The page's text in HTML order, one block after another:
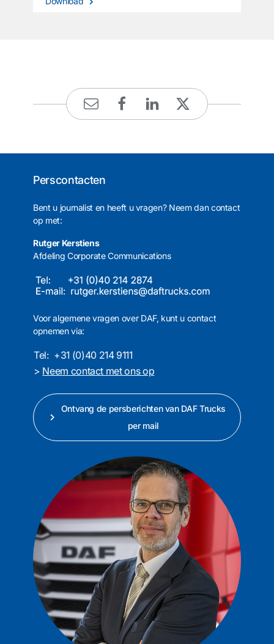
Perscontacten
Bent u journalist en heeft u vragen? Neem dan contact
op met:
Rutger Kerstiens
Afdeling Corporate Communications
Voor algemene vragen over DAF, kunt u contact
opnemen via:
Tel: +31 (0)40 214 9111
> Neem contact met ons op
Ontvang de persberichten van DAF Trucks
per mail